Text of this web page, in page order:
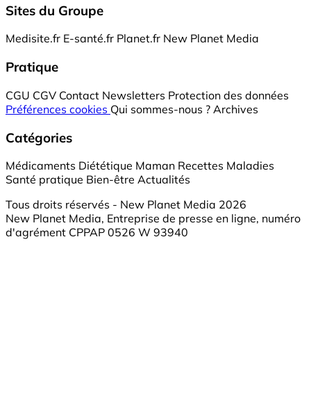
Sites du Groupe
Medisite.fr E-santé.fr Planet.fr New Planet Media
Pratique
CGU CGV Contact Newsletters Protection des données
Préférences cookies Qui sommes-nous ? Archives
Catégories
Médicaments Diététique Maman Recettes Maladies
Santé pratique Bien-être Actualités
Tous droits réservés - New Planet Media 2026
New Planet Media, Entreprise de presse en ligne, numéro
d'agrément CPPAP 0526 W 93940